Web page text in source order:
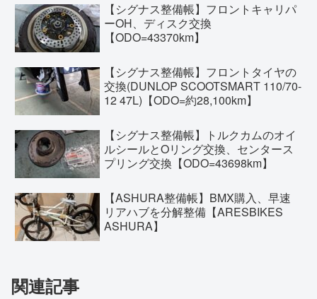
【シグナス整備帳】フロントキャリパ
ーOH、ディスク交換
【ODO=43370km】
【シグナス整備帳】フロントタイヤの
交換(DUNLOP SCOOTSMART 110/70-
12 47L)【ODO=約28,100km】
【シグナス整備帳】トルクカムのオイ
ルシールとOリング交換、センタース
プリング交換【ODO=43698km】
【ASHURA整備帳】BMX購入、早速
リアハブを分解整備【ARESBIKES
ASHURA】
関連記事